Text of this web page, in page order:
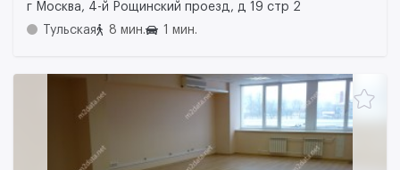
г Москва, 4-й Рощинский проезд, д 19 стр 2
Тульская
8 мин. 1 мин.